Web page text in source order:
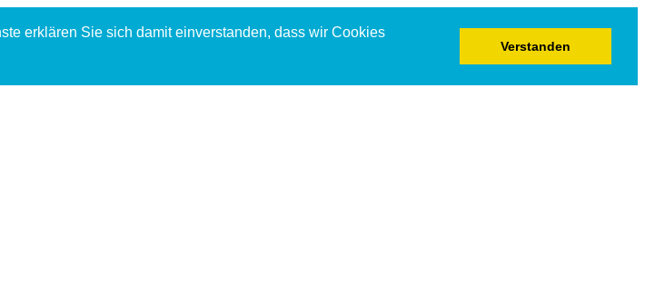
erklären Sie sich damit einverstanden, dass wir Cookies
Verstanden